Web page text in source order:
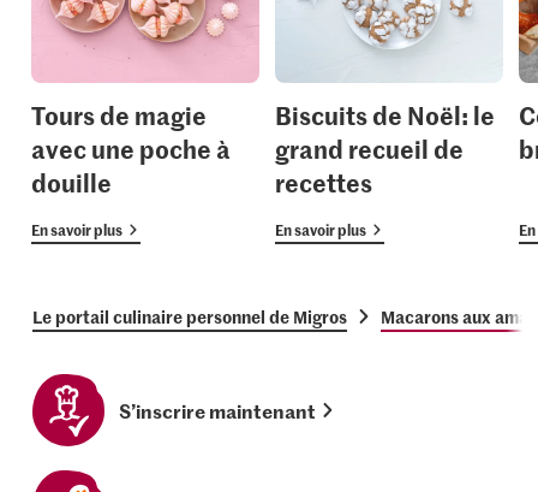
Tours de magie
avec une poche à
douille
En savoir plus
Biscuits de Noël: le
grand recueil de
recettes
En savoir plus
Le portail culinaire personnel de Migros Macarons aux
S’inscrire maintenant